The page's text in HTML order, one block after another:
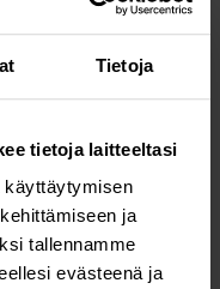
Tietoja
tietoja laitteeltasi
käyttäytymisen
ja
tallennamme
evästeenä ja
”Onko